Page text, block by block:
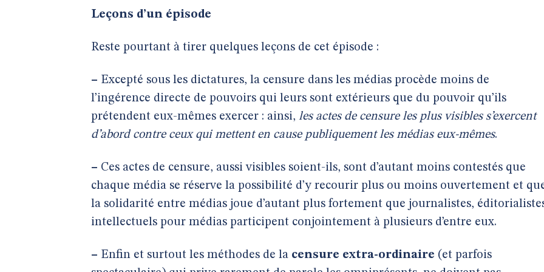
Leçons d’un épisode
Reste pourtant à tirer quelques leçons de cet épisode :
– Excepté sous les dictatures, la censure dans les médias procède moins de
l’ingérence directe de pouvoirs qui leurs sont extérieurs que du pouvoir qu’ils
prétendent eux-mêmes exercer : ainsi, les actes de censure les plus visibles s’exercent
d’abord contre ceux qui mettent en cause publiquement les médias eux-mêmes.
– Ces actes de censure, aussi visibles soient-ils, sont d’autant moins contestés que
chaque média se réserve la possibilité d’y recourir plus ou moins ouvertement et
la solidarité entre médias joue d’autant plus fortement que journalistes,
intellectuels pour médias participent conjointement à plusieurs d’entre eux.
– Enfin et surtout les méthodes de la censure extra-ordinaire (et parfois